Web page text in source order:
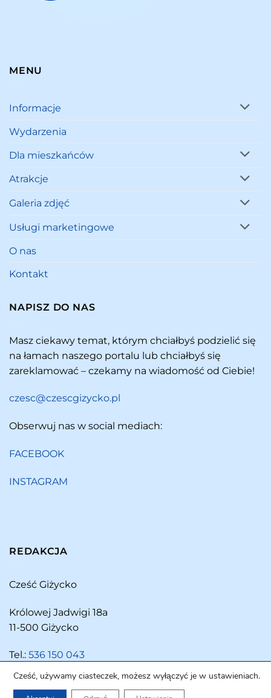
MENU
Informacje
Wydarzenia
Dla mieszkańców
Atrakcje
Galeria zdjęć
Usługi marketingowe
O nas
Kontakt
NAPISZ DO NAS
Masz ciekawy temat, którym chciałbyś podzielić się
na łamach naszego portalu lub chciałbyś się
zareklamować – czekamy na wiadomość od Ciebie!
czesc@czescgizycko.pl
Obserwuj nas w social mediach:
FACEBOOK
INSTAGRAM
REDAKCJA
Cześć Giżycko
Królowej Jadwigi 18a
11-500 Giżycko
Tel.: 536 150 043
Cześć, używamy ciasteczek, możesz wyłączyć je w ustawieniach.